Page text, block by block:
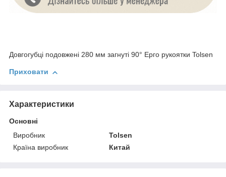
Довгогубці подовжені 280 мм загнуті 90° Ерго рукоятки Tolsen
Приховати
Характеристики
Основні
Виробник
Tolsen
Країна виробник
Китай